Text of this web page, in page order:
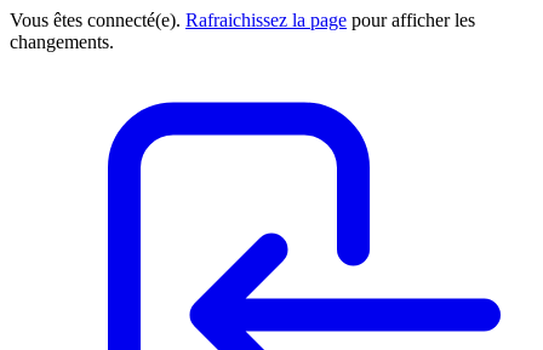
Vous êtes connecté(e). Rafraichissez la page pour afficher les
changements.